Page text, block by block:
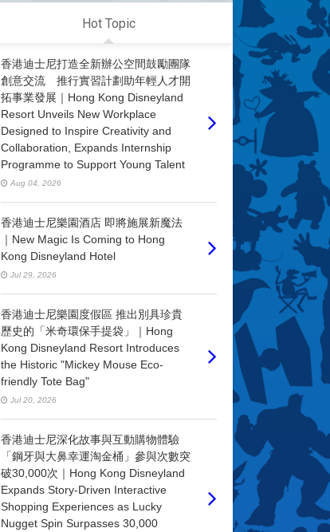
Hot Topic
香港迪士尼打造全新辦公空間鼓勵團隊
創意交流 推行實習計劃助年輕人才開
拓事業發展｜Hong Kong Disneyland
Resort Unveils New Workplace
Designed to Inspire Creativity and
Collaboration, Expands Internship
Programme to Support Young Talent
Aug 04, 2026
香港迪士尼樂園酒店 即將施展新魔法
｜New Magic Is Coming to Hong
Kong Disneyland Hotel
Jul 29, 2026
香港迪士尼樂園度假區 推出別具珍貴
歷史的「米奇環保手提袋」｜Hong
Kong Disneyland Resort Introduces
the Historic "Mickey Mouse Eco-
friendly Tote Bag"
Jul 20, 2026
香港迪士尼深化故事與互動購物體驗
「鋼牙與大鼻幸運淘金桶」參與次數突
破30,000次｜Hong Kong Disneyland
Expands Story-Driven Interactive
Shopping Experiences as Lucky
Nugget Spin Surpasses 30,000